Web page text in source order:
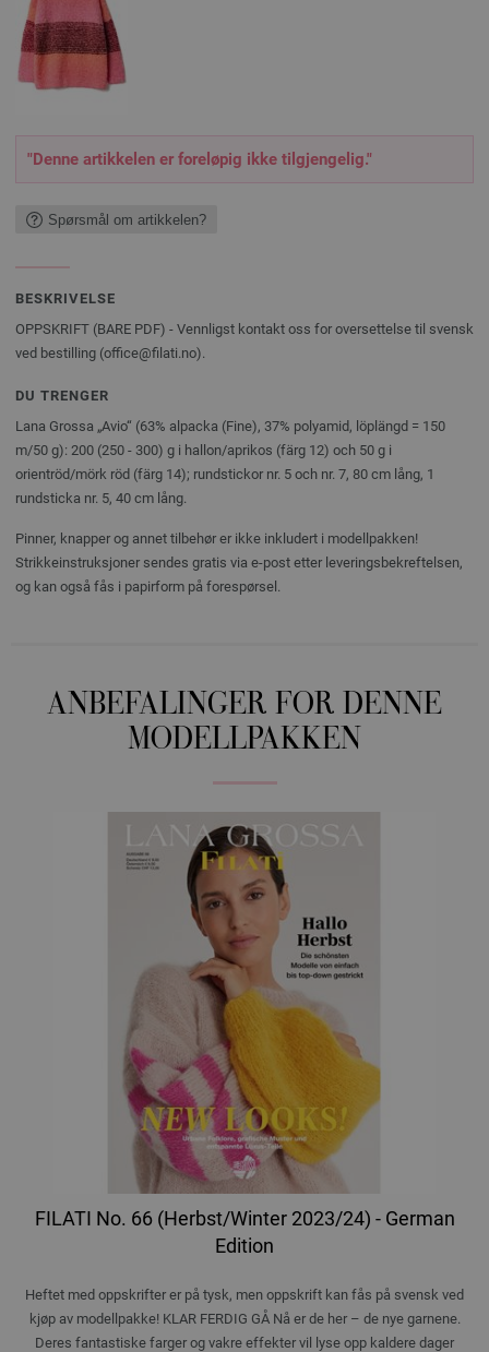
"Denne artikkelen er foreløpig ikke tilgjengelig."
Spørsmål om artikkelen?
BESKRIVELSE
OPPSKRIFT (BARE PDF) - Vennligst kontakt oss for oversettelse til svensk
ved bestilling (office@filati.no).
DU TRENGER
Lana Grossa „Avio“ (63% alpacka (Fine), 37% polyamid, löplängd = 150
m/50 g): 200 (250 - 300) g i hallon/aprikos (färg 12) och 50 g i
orientröd/mörk röd (färg 14); rundstickor nr. 5 och nr. 7, 80 cm lång, 1
rundsticka nr. 5, 40 cm lång.
Pinner, knapper og annet tilbehør er ikke inkludert i modellpakken!
Strikkeinstruksjoner sendes gratis via e-post etter leveringsbekreftelsen,
og kan også fås i papirform på forespørsel.
ANBEFALINGER FOR DENNE
MODELLPAKKEN
FILATI No. 66 (Herbst/Winter 2023/24) - German
Edition
Heftet med oppskrifter er på tysk, men oppskrift kan fås på svensk ved
kjøp av modellpakke! KLAR FERDIG GÅ Nå er de her – de nye garnene.
Deres fantastiske farger og vakre effekter vil lyse opp kaldere dager